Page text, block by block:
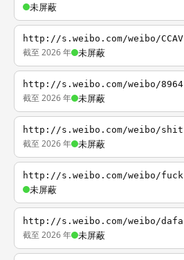
未屏蔽
http://s.weibo.com/weibo/CCAV
截至 2026 年 未屏蔽
http://s.weibo.com/weibo/8964
截至 2026 年 未屏蔽
http://s.weibo.com/weibo/shit
截至 2026 年 未屏蔽
http://s.weibo.com/weibo/fuck
未屏蔽
http://s.weibo.com/weibo/dafa
截至 2026 年 未屏蔽